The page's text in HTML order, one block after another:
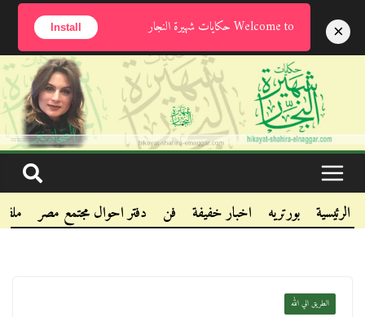
الخميس, أغسطس 6, 2026
.
.
.
الرئيسية بورتريه اخبار خفيفة فن دفتر احوال مجتمع مصر
الطريق الي الله
Welcome to حكايات شهيرة النجار Install ×